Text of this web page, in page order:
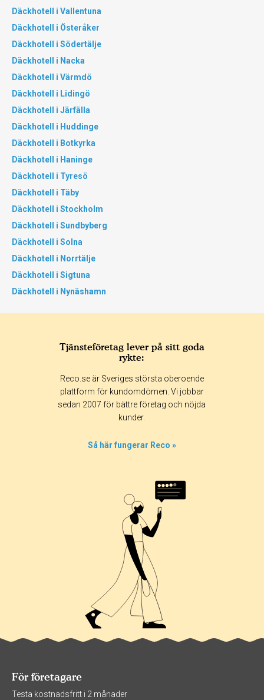
Däckhotell i Vallentuna
Däckhotell i Österåker
Däckhotell i Södertälje
Däckhotell i Nacka
Däckhotell i Värmdö
Däckhotell i Lidingö
Däckhotell i Järfälla
Däckhotell i Huddinge
Däckhotell i Botkyrka
Däckhotell i Haninge
Däckhotell i Tyresö
Däckhotell i Täby
Däckhotell i Stockholm
Däckhotell i Sundbyberg
Däckhotell i Solna
Däckhotell i Norrtälje
Däckhotell i Sigtuna
Däckhotell i Nynäshamn
Tjänsteföretag lever på sitt goda
rykte:
Reco.se är Sveriges största oberoende
plattform för kundomdömen. Vi jobbar
sedan 2007 för bättre företag och nöjda
kunder.
Så här fungerar Reco »
För företagare
Testa kostnadsfritt i 2 månader